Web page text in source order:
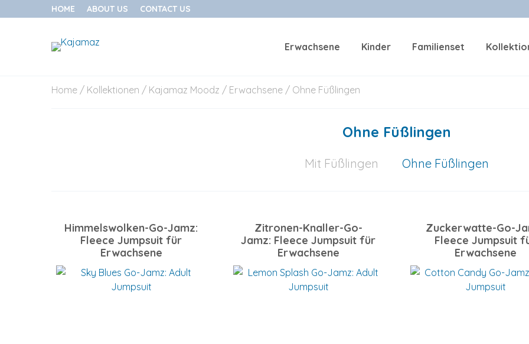
HOME ABOUT US CONTACT US
Erwachsene Kinder Familienset
Home / Kollektionen / Kajamaz Moodz / Erwachsene / Ohne Füßlingen
Ohne Füßlingen
Mit Füßlingen Ohne Füßlingen
Himmelswolken-Go-Jamz:
Fleece Jumpsuit für
Erwachsene
Zitronen-Knaller-Go-
Jamz: Fleece Jumpsuit für
Erwachsene
Zuckerwatte-Go-
Fleece Jumpsuit
Erwachsene